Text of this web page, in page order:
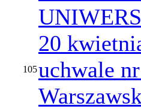
105
20
uchwale